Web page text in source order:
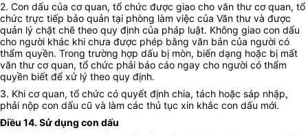
2. Con dấu của cơ quan, tổ chức được giao cho văn thư cơ quan, tổ
chức trực tiếp bảo quản tại phòng làm việc của Văn thư và được
quản lý chặt chẽ theo quy định của pháp luật. Không giao con dấu
cho người khác khi chưa được phép bằng văn bản của người có
thẩm quyền. Trong trường hợp dấu bị mòn, biến dạng hoặc bị mất
văn thư cơ quan, tổ chức phải báo cáo ngay cho người có thẩm
quyền biết để xử lý theo quy định.
3. Khi cơ quan, tổ chức có quyết định chia, tách hoặc sáp nhập,
phải nộp con dấu cũ và làm các thủ tục xin khắc con dấu mới.
Điều 14. Sử dụng con dấu